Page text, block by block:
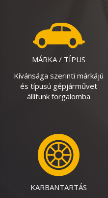
MÁRKA / TÍPUS
Kívánsága szerinti márkájú
és típusú gépjárművet
állítunk forgalomba
KARBANTARTÁS